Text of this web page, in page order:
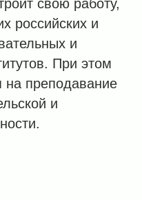
свою работу,
российских и
и
При этом
на преподавание
и